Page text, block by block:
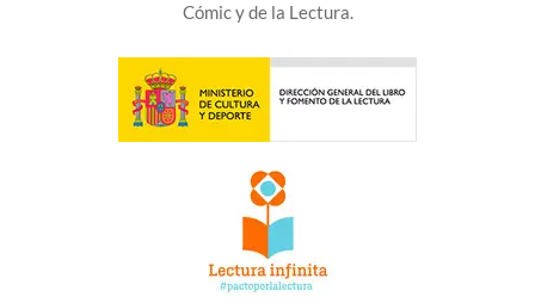
Cómic y de la Lectura.